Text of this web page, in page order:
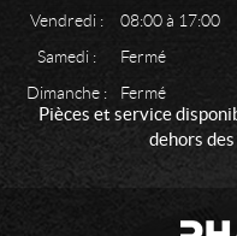
Vendredi :
08:00 à 17:00
Samedi :
Fermé
Dimanche :
Fermé
Pièces et service
dehors